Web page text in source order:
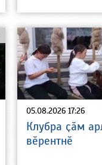
05.08.2026 17:26
Клубра ҫӑм
вӗрентнӗ